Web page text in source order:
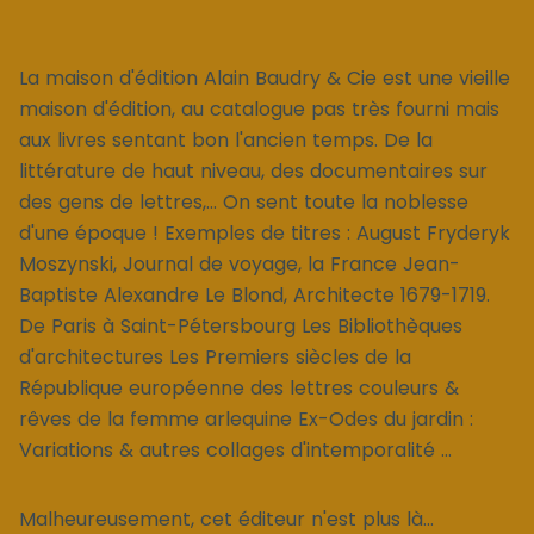
La maison d'édition Alain Baudry & Cie est une vieille
maison d'édition, au catalogue pas très fourni mais
aux livres sentant bon l'ancien temps. De la
littérature de haut niveau, des documentaires sur
des gens de lettres,... On sent toute la noblesse
d'une époque ! Exemples de titres : August Fryderyk
Moszynski, Journal de voyage, la France Jean-
Baptiste Alexandre Le Blond, Architecte 1679-1719.
De Paris à Saint-Pétersbourg Les Bibliothèques
d'architectures Les Premiers siècles de la
République européenne des lettres couleurs &
rêves de la femme arlequine Ex-Odes du jardin :
Variations & autres collages d'intemporalité ...
Malheureusement, cet éditeur n'est plus là...